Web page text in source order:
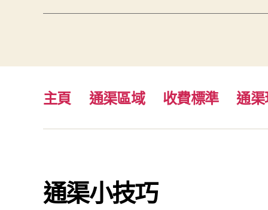
主頁 通渠區域 收費標準 通
通渠小技巧